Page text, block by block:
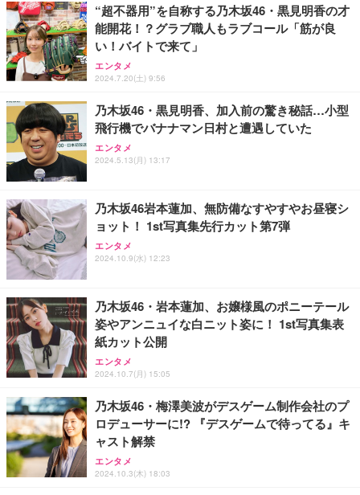
務用 おしゃれ パソコンチェア (ブラック)
Sezlife オフィスチェア デスクチェア 疲れない テレ
ワーク チェア 強化バックレスト 30度ロッキング機
能 人間工学 椅子 腰サポート 90度跳ね上げ式アーム
レスト 3Dヘッドレスト ハンガー付き 高反発クッシ
務用 おしゃれ パソコンチェア (ホワイト)
ANDWINT オフィスチェア デスクチェア 肘なし メ
ッシュ 通気性 ランバーサポート付き 腰サポート ガ
ス圧無段階昇降 360度回転 キャスター付き コンパク
【整備済み品】Dell E2724HS 27インチ 液晶モニタ
ー フルHD（1920×1080）VA 非光沢 HDMI/DisplayP
ort/VGA スピーカー内蔵 高さ調整 スイベル VESA対
応 ComfortView ビジネス向け
￥15,800
【MiniLED/24.5inch/280Hz/FHD】GRAPHT THE S
HOOTER Gaming Monitor 24” Essential ゲーミン
グモニター QD 24.5インチ 1ms FHD 量子ドット 残
Smart Basic(スマートベーシック) 【Amazon.co.jp
限定】 Smart Basic アイリスオーヤマ ペットシーツ
超厚型 お徳用 ワイド 100枚入 (x 1) (ケース販売)
アイリスオーヤマ ペットシーツ 超厚型 お徳用 レギ
ュラー 200枚入【Amazon.co.jp限定】
“超不器用”を自称する乃木坂46・黒見明香の才
能開花！？グラブ職人もラブコール「筋が良
い！バイトで来て」
エンタメ
2024.7.20(土) 9:56
乃木坂46・黒見明香、加入前の驚き秘話…小型
飛行機でバナナマン日村と遭遇していた
エンタメ
2024.5.13(月) 13:17
乃木坂46岩本蓮加、無防備なすやすやお昼寝シ
ョット！ 1st写真集先行カット第7弾
エンタメ
2024.10.9(水) 12:23
乃木坂46・岩本蓮加、お嬢様風のポニーテール
姿やアンニュイな白ニット姿に！ 1st写真集表
紙カット公開
エンタメ
2024.10.7(月) 15:05
乃木坂46・梅澤美波がデスゲーム制作会社のプ
ロデューサーに!? 『デスゲームで待ってる』キ
ャスト解禁
エンタメ
2024.10.3(木) 18:03